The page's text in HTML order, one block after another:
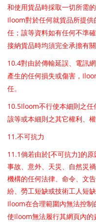
和使用貨品時採取一切所需
Iloom對於任何就貨品所提
任；該等資料如有任何不準確
接納貨品時均須完全承擔有關
10.4對由於傳輸延誤、電訊
產生的任何損失或傷害，
任。
10.5Iloom不行使本細則之任
該等或本細則之其它權利、權
11.不可抗力
11.1 倘若由於[不可抗力]的原
事故、意外、天災、自然災
機構的任何法律、命令、文
紛、勞工短缺或技術工人短
Iloom在合理範圍內無法控
使Iloom無法履行其網頁內的